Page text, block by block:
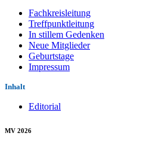
Fachkreisleitung
Treffpunktleitung
In stillem Gedenken
Neue Mitglieder
Geburtstage
Impressum
Inhalt
Editorial
MV 2026